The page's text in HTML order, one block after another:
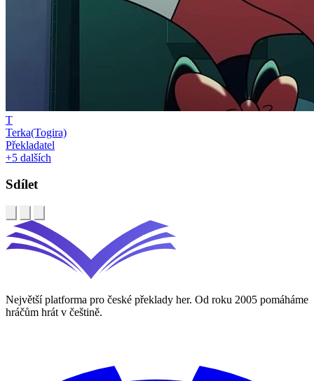
T
Terka(Togira)
Překladatel
+5 dalších
Sdílet
Největší platforma pro české překlady her. Od roku 2005 pomáháme
hráčům hrát v češtině.